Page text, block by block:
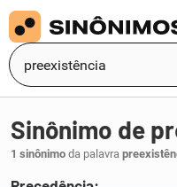
Sinônimo de
1 sinônimo da palavra